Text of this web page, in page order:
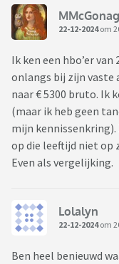
22-12-2024om
Ik ken een hbo’er
onlangs bij zijn vaste
naar € 5300 bruto. Ik
(maar ik heb geen
mijn
op die leeftijd niet op
Even als vergelijking.
Lolalyn
22-12-2024om
Ben heel benieuwd